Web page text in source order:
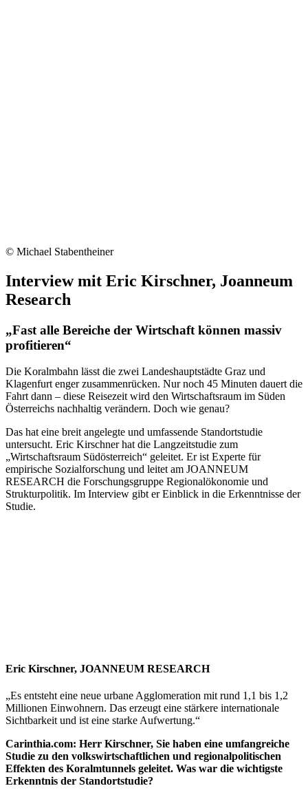
© Michael Stabentheiner
Interview mit Eric Kirschner, Joanneum
Research
„Fast alle Bereiche der Wirtschaft können massiv
profitieren“
Die Koralmbahn lässt die zwei Landeshauptstädte Graz und
Klagenfurt enger zusammenrücken. Nur noch 45 Minuten dauert die
Fahrt dann – diese Reisezeit wird den Wirtschaftsraum im Süden
Österreichs nachhaltig verändern. Doch wie genau?
Das hat eine breit angelegte und umfassende Standortstudie
untersucht. Eric Kirschner hat die Langzeitstudie zum
„Wirtschaftsraum Südösterreich“ geleitet. Er ist Experte für
empirische Sozialforschung und leitet am JOANNEUM
RESEARCH die Forschungsgruppe Regionalökonomie und
Strukturpolitik. Im Interview gibt er Einblick in die Erkenntnisse der
Studie.
Eric Kirschner, JOANNEUM RESEARCH
„Es entsteht eine neue urbane Agglomeration mit rund 1,1 bis 1,2
Millionen Einwohnern. Das erzeugt eine stärkere internationale
Sichtbarkeit und ist eine starke Aufwertung.“
Carinthia.com: Herr Kirschner, Sie haben eine umfangreiche
Studie zu den volkswirtschaftlichen und regionalpolitischen
Effekten des Koralmtunnels geleitet. Was war die wichtigste
Erkenntnis der Standortstudie?